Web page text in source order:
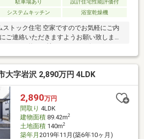
駐車場あり
設計住宅性能評価付
システムキッチン 浴室乾燥機
ストック住宅 空家ですのでお気軽にご内
ご連絡いただきますようお願い致しま
家■アウトドア用品もスッキリ収まる1階
2階も各所に収納充実の広々空間■専用リ
ワー付き！ペットファーストなデザイン
洗える、「玄関横の手洗い場」を設置■透
クエア窓で開放的な2階空間■対面式キッ
き■カースペース1台あり（車種による）
大字岩沢 2,890万円 4LDK
2,890万円
間取り 4LDK
建物面積89.42m2
土地面積140m2
築年月 2019年11月(築6年10ヶ月)